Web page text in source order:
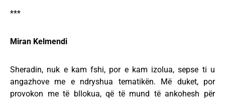
***
Miran Kelmendi
Sheradin, nuk e kam fshi, por e kam izolua, sepse ti u
angazhove me e ndryshua tematikën. Më duket, por
provokon me të bllokua, që të mund të ankohesh për